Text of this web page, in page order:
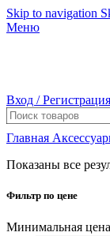
Skip to navigation
Меню
Вход / Регистрация
Главная
Показаны все
Фильтр по цене
Минимальная цена